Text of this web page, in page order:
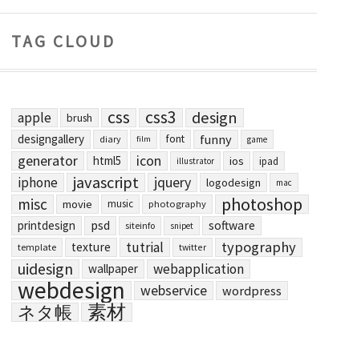
TAG CLOUD
apple brush css css3 design
designgallery diary film font funny game
generator html5 icon illustrator ios ipad
iphone javascript jquery logodesign mac
misc movie music photography photoshop
printdesign psd siteinfo snipet software
template texture tutrial twitter typography
uidesign wallpaper webapplication
webdesign webservice wordpress
ネタ帳 素材